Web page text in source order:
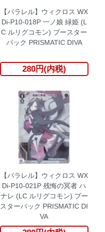
【パラレル】ウィクロス WX
Di-P10-018P 一ノ娘 緑姫 (L
C ルリグコモン) ブースター
パック PRISMATIC DIVA
280円(内税)
【パラレル】ウィクロス WX
Di-P10-021P 残悔の冥者 ハ
ナレ (LC ルリグコモン) ブー
スターパック PRISMATIC DI
VA